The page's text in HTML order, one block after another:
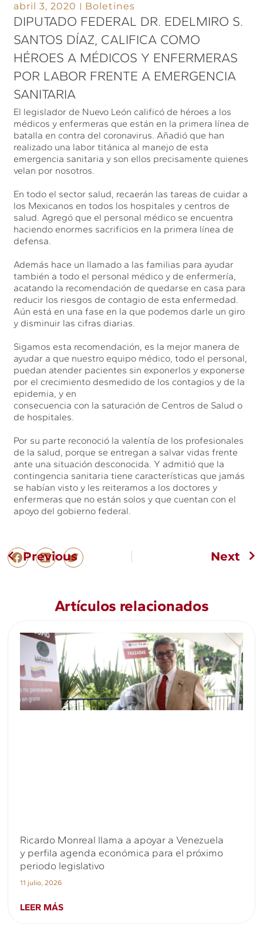
abril 3, 2020 Boletines
DIPUTADO FEDERAL DR. EDELMIRO S.
SANTOS DÍAZ, CALIFICA COMO
HÉROES A MÉDICOS Y ENFERMERAS
POR LABOR FRENTE A EMERGENCIA
SANITARIA
El legislador de Nuevo León calificó de héroes a los
médicos y enfermeras que están en la primera línea de
batalla en contra del coronavirus. Añadió que han
realizado una labor titánica al manejo de esta
emergencia sanitaria y son ellos precisamente quienes
velan por nosotros.
En todo el sector salud, recaerán las tareas de cuidar a
los Mexicanos en todos los hospitales y centros de
salud. Agregó que el personal médico se encuentra
haciendo enormes sacrificios en la primera línea de
defensa.
Además hace un llamado a las familias para ayudar
también a todo el personal médico y de enfermería,
acatando la recomendación de quedarse en casa para
reducir los riesgos de contagio de esta enfermedad.
Aún está en una fase en la que podemos darle un giro
y disminuir las cifras diarias.
Sigamos esta recomendación, es la mejor manera de
ayudar a que nuestro equipo médico, todo el personal,
puedan atender pacientes sin exponerlos y exponerse
por el crecimiento desmedido de los contagios y de la
epidemia, y en
consecuencia con la saturación de Centros de Salud o
de hospitales.
Por su parte reconoció la valentía de los profesionales
de la salud, porque se entregan a salvar vidas frente
ante una situación desconocida. Y admitió que la
contingencia sanitaria tiene características que jamás
se habían visto y les reiteramos a los doctores y
enfermeras que no están solos y que cuentan con el
apoyo del gobierno federal.
Previous Next
Artículos relacionados
Ricardo Monreal llama a apoyar a Venezuela
y perfila agenda económica para el próximo
periodo legislativo
11 julio, 2026
LEER MÁS